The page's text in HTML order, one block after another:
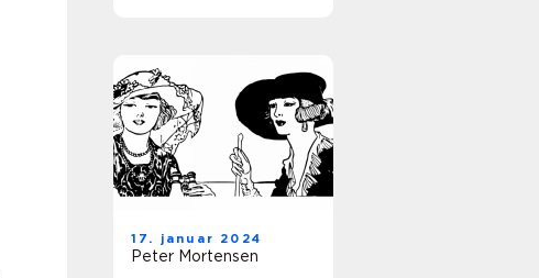
17. januar 2024
Peter Mortensen